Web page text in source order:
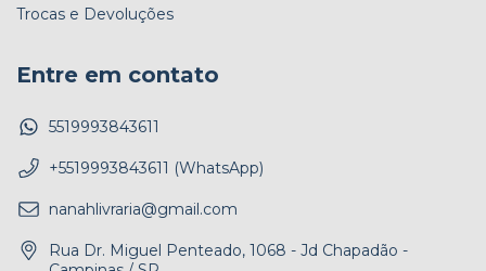
Trocas e Devoluções
Entre em contato
5519993843611
+5519993843611 (WhatsApp)
nanahlivraria@gmail.com
Rua Dr. Miguel Penteado, 1068 - Jd Chapadão -